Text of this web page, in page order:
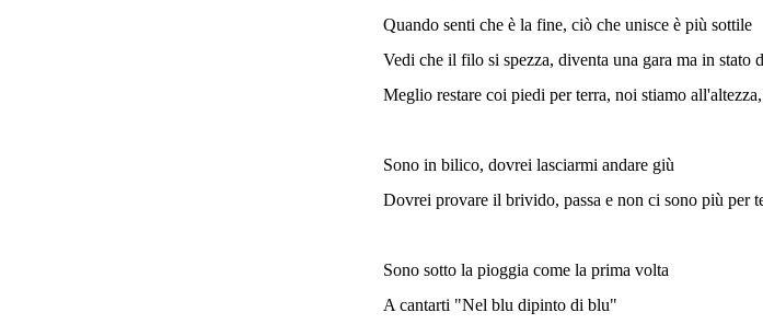
Quando senti che è la fine, ciò che unisce è più sottile
Vedi che il filo si spezza, diventa una gara ma in stato
Meglio restare coi piedi per terra, noi stiamo
Sono in bilico, dovrei lasciarmi andare giù
Dovrei provare il brivido, passa e non ci sono più per
Sono sotto la pioggia come la prima volta
A cantarti "Nel blu dipinto di blu"